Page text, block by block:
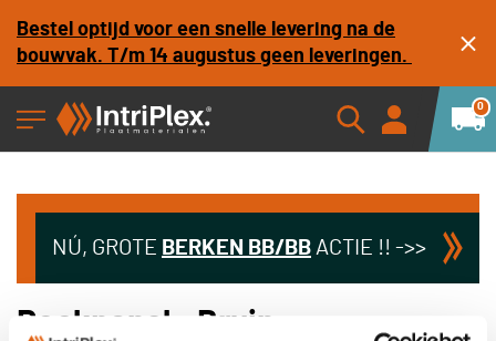
Bestel optijd voor een snelle levering na de
bouwvak. T/m 14 augustus geen leveringen.
0
NÚ, GROTE BERKEN BB/BB ACTIE !! ->>
Rockpanel - Bruin